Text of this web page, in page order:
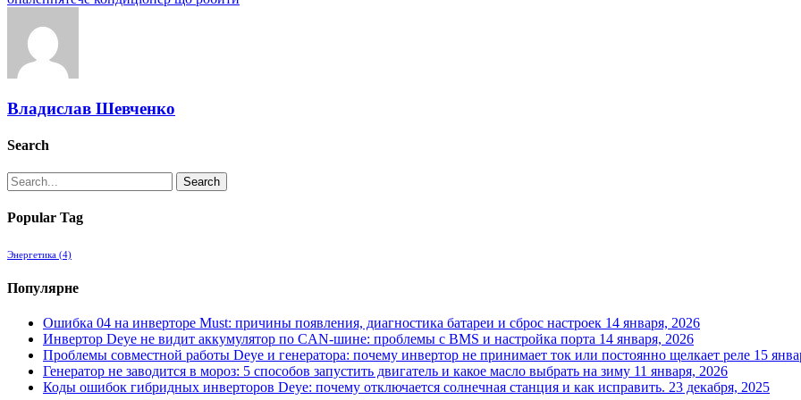
Владислав Шевченко
Search
Search
Popular Tag
Энергетика (4)
Популярне
Ошибка 04 на инверторе Must: причины появления, диагностика батареи и сброс настроек 14 января, 2026
Инвертор Deye не видит аккумулятор по CAN-шине: проблемы с BMS и настройка порта 14 января, 2026
Проблемы совместной работы Deye и генератора: почему инвертор не принимает ток или постоянно щелкает реле 15
Генератор не заводится в мороз: 5 способов запустить двигатель и какое масло выбрать на зиму 11 января, 2026
Коды ошибок гибридных инверторов Deye: почему отключается солнечная станция и как исправить. 23 декабря, 2025